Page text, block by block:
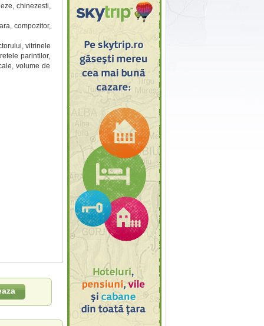
chinezesti,
compozitor,
vitrinele
parintilor,
volume de